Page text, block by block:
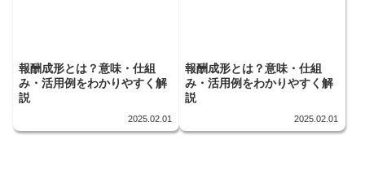
報酬成形とは？意味・仕組
み・活用例をわかりやすく解
説
2025.02.01
報酬成形とは？意味・仕組
み・活用例をわかりやすく解
説
2025.02.01